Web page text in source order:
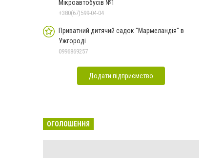
Мікроавтобусів №1
+380(67)599-04-04
Приватний дитячий садок "Мармеландія" в
Ужгороді
0996869257
Додати підприємство
ОГОЛОШЕННЯ